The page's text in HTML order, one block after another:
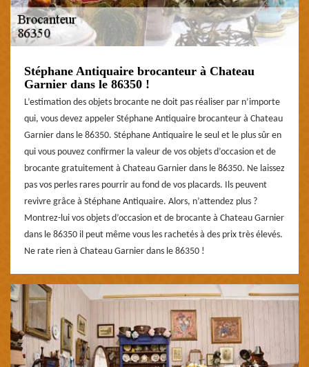
Stéphane Antiquaire brocanteur à Chateau
Garnier dans le 86350 !
L’estimation des objets brocante ne doit pas réaliser par n’importe
qui, vous devez appeler Stéphane Antiquaire brocanteur à Chateau
Garnier dans le 86350. Stéphane Antiquaire le seul et le plus sûr en
qui vous pouvez confirmer la valeur de vos objets d’occasion et de
brocante gratuitement à Chateau Garnier dans le 86350. Ne laissez
pas vos perles rares pourrir au fond de vos placards. Ils peuvent
revivre grâce à Stéphane Antiquaire. Alors, n’attendez plus ?
Montrez-lui vos objets d’occasion et de brocante à Chateau Garnier
dans le 86350 il peut même vous les rachetés à des prix très élevés.
Ne rate rien à Chateau Garnier dans le 86350 !